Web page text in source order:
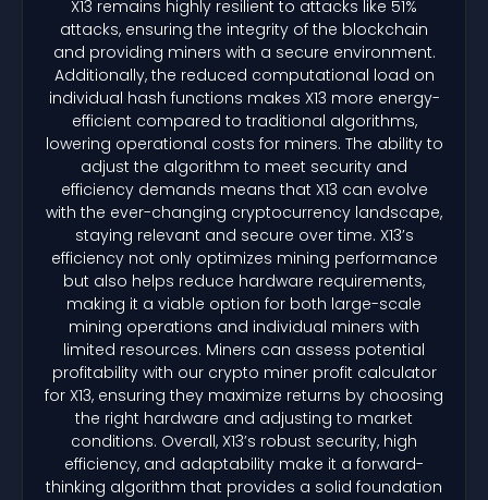
X13 remains highly resilient to attacks like 51%
attacks, ensuring the integrity of the blockchain
and providing miners with a secure environment.
Additionally, the reduced computational load on
individual hash functions makes X13 more energy-
efficient compared to traditional algorithms,
lowering operational costs for miners. The ability to
adjust the algorithm to meet security and
efficiency demands means that X13 can evolve
with the ever-changing cryptocurrency landscape,
staying relevant and secure over time. X13’s
efficiency not only optimizes mining performance
but also helps reduce hardware requirements,
making it a viable option for both large-scale
mining operations and individual miners with
limited resources. Miners can assess potential
profitability with our crypto miner profit calculator
for X13, ensuring they maximize returns by choosing
the right hardware and adjusting to market
conditions. Overall, X13’s robust security, high
efficiency, and adaptability make it a forward-
thinking algorithm that provides a solid foundation